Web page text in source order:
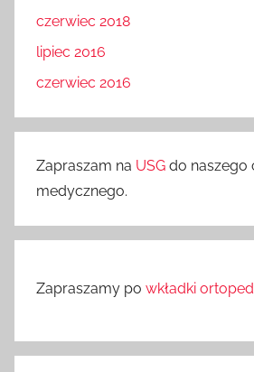
czerwiec 2018
lipiec 2016
czerwiec 2016
Zapraszam na USG do naszego
medycznego.
Zapraszamy po wkładki